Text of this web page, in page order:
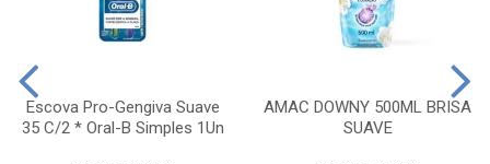
Escova Pro-Gengiva Suave
35 C/2 * Oral-B Simples 1Un
AMAC DOWNY 500ML BRISA
SUAVE